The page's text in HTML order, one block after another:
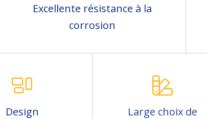
Excellente résistance à la
corrosion
Design
Large choix de